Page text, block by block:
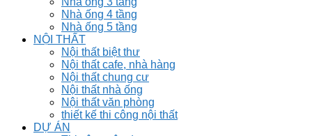
Nhà ống 4 tầng
Nhà ống 5 tầng
NỘI THẤT
Nội thất biệt thư
Nội thất cafe, nhà hàng
Nội thất chung cư
Nội thất nhà ống
Nội thất văn phòng
thiết kế thi công nội thất
DỰ ÁN